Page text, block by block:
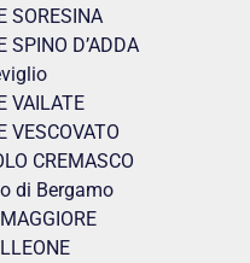
SORESINA
SPINO D’ADDA
VAILATE
VESCOVATO
CREMASCO
di Bergamo